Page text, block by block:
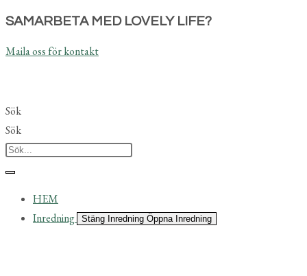
Hoppa
innehållet
SAMARBETA MED LOVELY LIFE?
Maila oss för kontakt
Sök
Sök
HEM
Inredning
Stäng Inredning Öppna Inredning